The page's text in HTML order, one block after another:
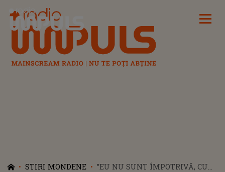
Radio Impuls
STIRI MONDENE
”EU NU SUNT ÎMPOTRIVĂ, CU